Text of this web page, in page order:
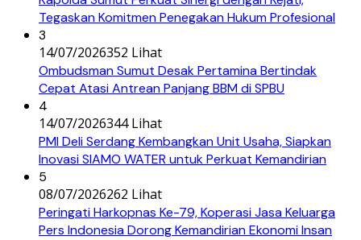
Tegaskan Komitmen Penegakan Hukum Profesional
3
14/07/2026352 Lihat
Ombudsman Sumut Desak Pertamina Bertindak
Cepat Atasi Antrean Panjang BBM di SPBU
4
14/07/2026344 Lihat
PMI Deli Serdang Kembangkan Unit Usaha, Siapkan
Inovasi SIAMO WATER untuk Perkuat Kemandirian
5
08/07/2026262 Lihat
Peringati Harkopnas Ke-79, Koperasi Jasa Keluarga
Pers Indonesia Dorong Kemandirian Ekonomi Insan